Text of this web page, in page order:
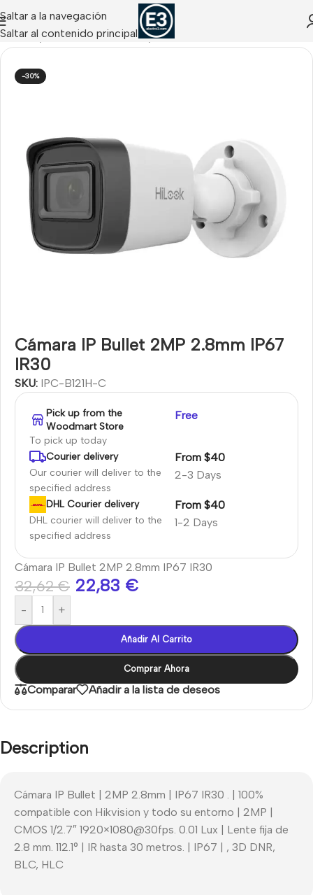
Saltar a la navegación
Saltar al contenido principal
IP /Cámaras IP Tubulares/Tubulares IP HIKVISION
-30%
Cámara IP Bullet 2MP 2.8mm IP67
IR30
SKU: IPC-B121H-C
Pick up from the
Woodmart Store
To pick up today
Free
Courier delivery
Our courier will deliver to the
specified address
2-3 Days
From $40
DHL Courier delivery
DHL courier will deliver to the
specified address
1-2 Days
From $40
Cámara IP Bullet 2MP 2.8mm IP67 IR30
32,62€ 22,83 €
- +
Añadir Al Carrito
Comprar Ahora
Comparar Añadir a la lista de deseos
Description
Cámara IP Bullet | 2MP 2.8mm | IP67 IR30 . | 100%
compatible con Hikvision y todo su entorno | 2MP |
CMOS 1/2.7″ 1920×1080@30fps. 0.01 Lux | Lente fija de
2.8 mm. 112.1° | IR hasta 30 metros. | IP67 | , 3D DNR,
BLC, HLC